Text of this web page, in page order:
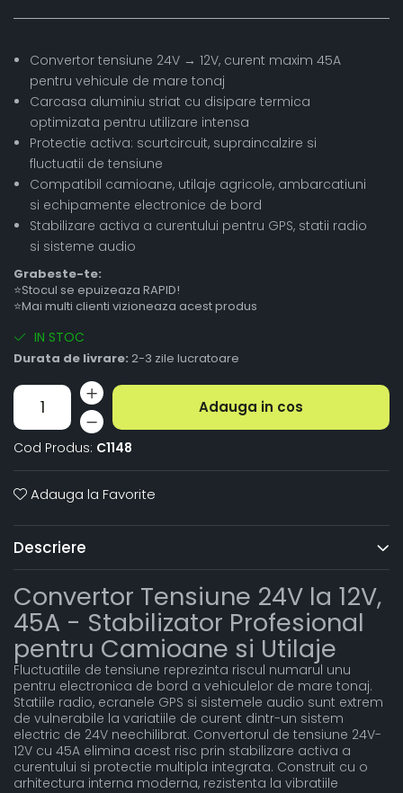
Convertor tensiune 24V → 12V, curent maxim 45A
pentru vehicule de mare tonaj
Carcasa aluminiu striat cu disipare termica
optimizata pentru utilizare intensa
Protectie activa: scurtcircuit, supraincalzire si
fluctuatii de tensiune
Compatibil camioane, utilaje agricole, ambarcatiuni
si echipamente electronice de bord
Stabilizare activa a curentului pentru GPS, statii radio
si sisteme audio
Grabeste-te:
⭐Stocul se epuizeaza RAPID!
⭐Mai multi clienti vizioneaza acest produs
IN STOC
Durata de livrare: 2-3 zile lucratoare
Adauga in cos
Cod Produs: C1148
Adauga la Favorite
Descriere
Convertor Tensiune 24V la 12V,
45A - Stabilizator Profesional
pentru Camioane si Utilaje
Fluctuatiile de tensiune reprezinta riscul numarul unu
pentru electronica de bord a vehiculelor de mare tonaj.
Statiile radio, ecranele GPS si sistemele audio sunt extrem
de vulnerabile la variatiile de curent dintr-un sistem
electric de 24V neechilibrat. Convertorul de tensiune 24V-
12V cu 45A elimina acest risc prin stabilizare activa a
curentului si protectie multipla integrata. Construit cu o
arhitectura interna moderna, rezistenta la vibratiile